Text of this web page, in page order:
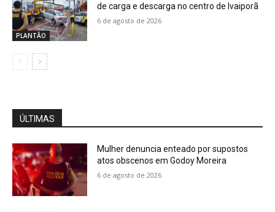
PLANTÃO
de carga e descarga no centro de Ivaiporã
6 de agosto de 2026
ÚLTIMAS
Mulher denuncia enteado por supostos
atos obscenos em Godoy Moreira
6 de agosto de 2026